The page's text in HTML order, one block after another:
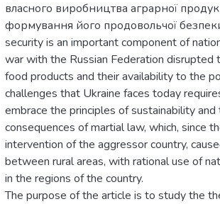
власного виробництва аграрної
формування його продовольчої
security is an important component of
war with the Russian Federation disrupted
food products and their availability to the
challenges that Ukraine faces today
embrace the principles of sustainability
consequences of martial law, which, since
intervention of the aggressor country,
between rural areas, with rational use of
in the regions of the country.
The purpose of the article is to study the